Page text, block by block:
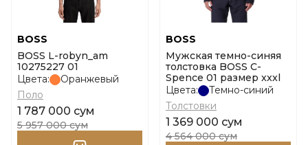
BOSS
BOSS L-robyn_am
10275227 01
Цвета:
Оранжевый
Поло
1 787 000 сум
5 957 000 сум
BOSS
Мужская темно-синяя
толстовка BOSS C-
Spence 01 размер xxxl
Цвета:
Темно-синий
Толстовки
1 369 000 сум
4 564 000 сум